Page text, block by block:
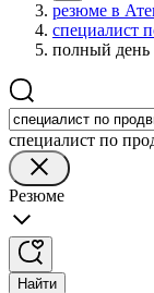
резюме в
специалист
полный день
специалист по
Резюме
Найти